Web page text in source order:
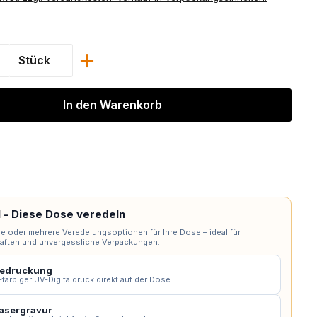
Anzahl: Gib den gewünschten Wert
Stück
In den Warenkorb
- Diese Dose veredeln
oder mehrere Veredelungsoptionen für Ihre Dose – ideal für
und unvergessliche Verpackungen:
UV-Digitaldruck direkt auf der Dose